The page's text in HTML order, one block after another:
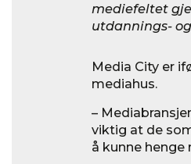
mediefeltet
utdannings-
Media City er
mediahus.
–
viktig at de
å kunne henge